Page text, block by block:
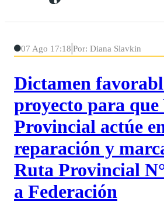
07 Ago 17:18 Por: Diana Slavkin
Dictamen
proyecto para
Provincial actúe
reparación y
Ruta Provincial
a Federación